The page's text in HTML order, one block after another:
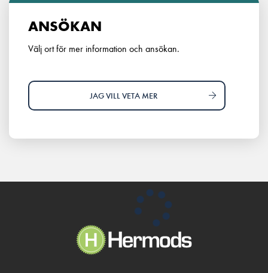
ANSÖKAN
Välj ort för mer information och ansökan.
JAG VILL VETA MER